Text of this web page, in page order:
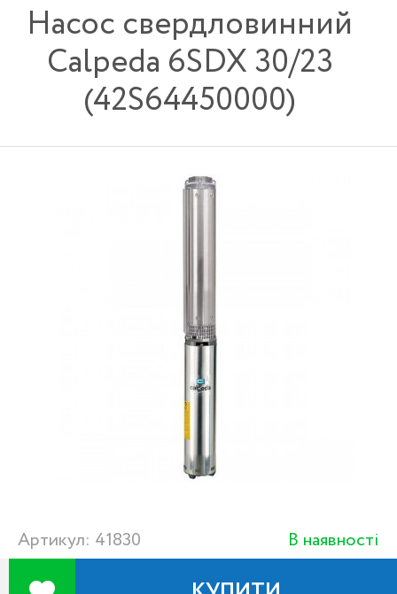
Насос свердловинний
Calpeda 6SDX 30/23
(42S64450000)
Артикул: 41830 В наявності